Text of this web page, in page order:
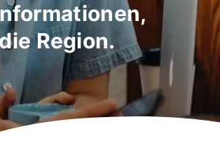
Region.